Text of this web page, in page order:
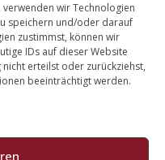
wir Technologien
speichern und/oder darauf
zustimmst, können wir
IDs auf dieser Website
erteilst oder zurückziehst,
beeinträchtigt werden.